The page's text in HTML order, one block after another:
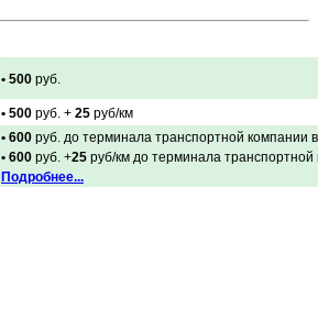
• 500 руб.
• 500 руб. + 25 руб/км
• 600 руб. до терминала транспортной компании
• 600 руб. +25 руб/км до терминала
Подробнее...